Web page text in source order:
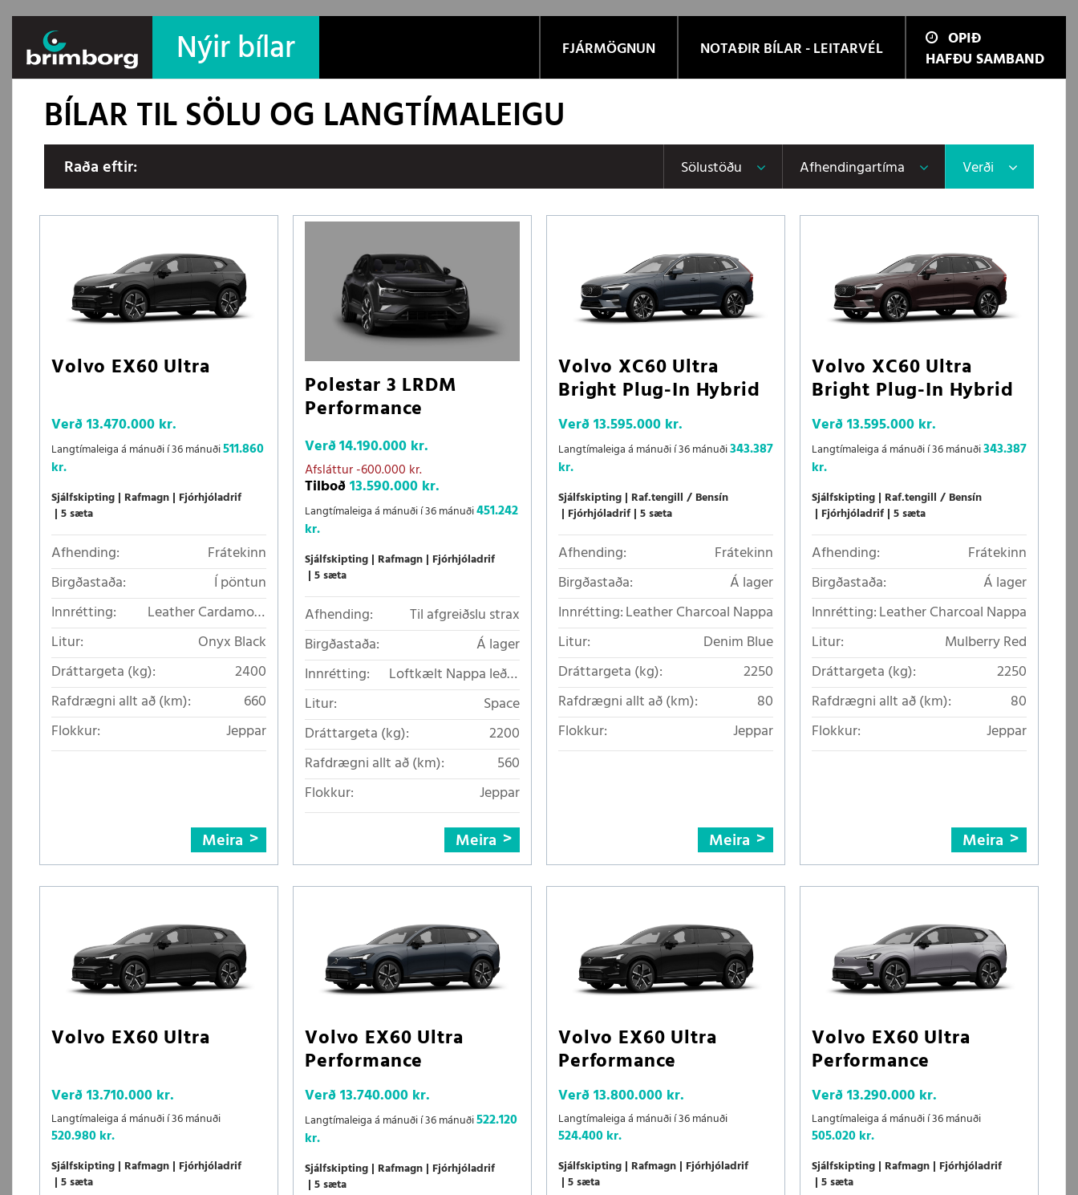
Nýir bílar FJÁRMÖGNUN NOTAÐIR BÍLAR - LEITARVÉL
OPIÐ
HAFÐU SAMBAND
BÍLAR TIL SÖLU OG LANGTÍMALEIGU
Raða eftir: Sölustöðu Afhendingartíma Verði
Volvo EX60 Ultra
Verð13.470.000 kr.
Langtímaleiga á mánuði í 36 mánuði511.860
kr.
Sjálfskipting Rafmagn Fjórhjóladrif
5 sæta
Afhending:
Frátekinn
Birgðastaða:
Í pöntun
Innrétting:
Leather Cardamom
Nappa
Litur:
Onyx Black
Dráttargeta (kg):
2400
Rafdrægni allt að (km):
660
Flokkur:
Jeppar
Meira
Polestar 3 LRDM
Performance
Verð14.190.000 kr.
Afsláttur-600.000 kr.
Tilboð13.590.000 kr.
Langtímaleiga á mánuði í 36 mánuði451.242
kr.
Sjálfskipting Rafmagn Fjórhjóladrif
5 sæta
Afhending:
Til afgreiðslu strax
Birgðastaða:
Á lager
Innrétting:
Loftkælt Nappa leður
með nuddi (Zinc)
Litur:
Space
Dráttargeta (kg):
2200
Rafdrægni allt að (km):
560
Flokkur:
Jeppar
Meira
Volvo XC60 Ultra
Bright Plug-In Hybrid
Verð13.595.000 kr.
Langtímaleiga á mánuði í 36 mánuði343.387
kr.
Sjálfskipting Raf.tengill / Bensín
Fjórhjóladrif 5 sæta
Afhending:
Frátekinn
Birgðastaða:
Á lager
Innrétting:Leather Charcoal Nappa
Litur:
Denim Blue
Dráttargeta (kg):
2250
Rafdrægni allt að (km):
80
Flokkur:
Jeppar
Meira
Volvo XC60 Ultra
Bright Plug-In Hybrid
Verð13.595.000 kr.
Langtímaleiga á mánuði í 36 mánuði343.387
kr.
Sjálfskipting Raf.tengill / Bensín
Fjórhjóladrif 5 sæta
Afhending:
Frátekinn
Birgðastaða:
Á lager
Innrétting:Leather Charcoal Nappa
Litur:
Mulberry Red
Dráttargeta (kg):
2250
Rafdrægni allt að (km):
80
Flokkur:
Jeppar
Meira
Volvo EX60 Ultra
Verð13.710.000 kr.
Langtímaleiga á mánuði í 36 mánuði
520.980 kr.
Sjálfskipting Rafmagn Fjórhjóladrif
5 sæta
Volvo EX60 Ultra
Performance
Verð13.740.000 kr.
Langtímaleiga á mánuði í 36 mánuði522.120
kr.
Sjálfskipting Rafmagn Fjórhjóladrif
5 sæta
Volvo EX60 Ultra
Performance
Verð13.800.000 kr.
Langtímaleiga á mánuði í 36 mánuði
524.400 kr.
Sjálfskipting Rafmagn Fjórhjóladrif
5 sæta
Volvo EX60 Ultra
Performance
Verð13.290.000 kr.
Langtímaleiga á mánuði í 36 mánuði
505.020 kr.
Sjálfskipting Rafmagn Fjórhjóladrif
5 sæta